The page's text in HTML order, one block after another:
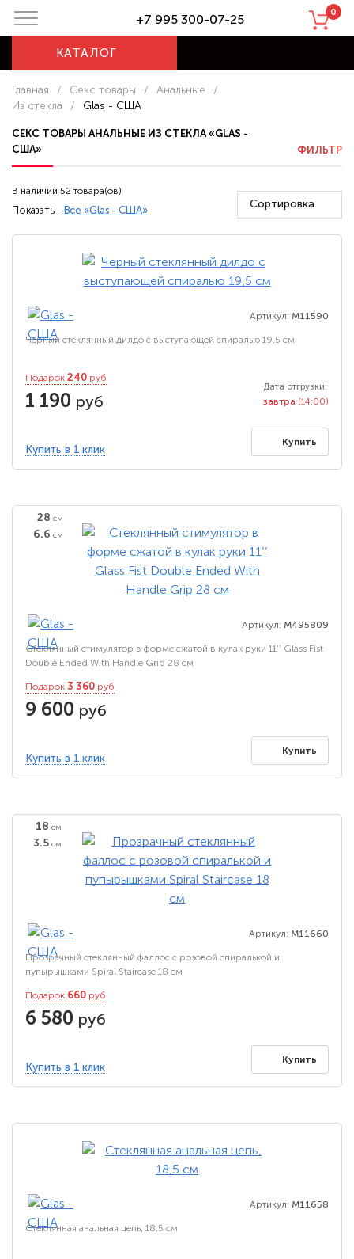
+7 995 300-07-25 0
КАТАЛОГ
Главная / Секс товары / Анальные
/
Из стекла
/ Glas - США
СЕКС ТОВАРЫ АНАЛЬНЫЕ ИЗ СТЕКЛА «GLAS -
США»
ФИЛЬТР
В наличии 52 товара(ов)
Показать - Все «Glas - США» Сортировка
Артикул: M11590
Черный стеклянный дилдо с выступающей спиралью 19,5 см
Подарок 240 руб
1 190 руб
Дата отгрузки:
завтра (14:00)
Купить в 1 клик
Купить
28 см
6.6 см
Артикул: M495809
Стеклянный стимулятор в форме сжатой в кулак руки 11’’ Glass Fist
Double Ended With Handle Grip 28 см
Подарок 3 360 руб
9 600 руб
Купить в 1 клик
Купить
18 см
3.5 см
Артикул: M11660
Прозрачный стеклянный фаллос с розовой спиралькой и
пупырышками Spiral Staircase 18 см
Подарок 660 руб
6 580 руб
Купить в 1 клик
Купить
Артикул: M11658
Стеклянная анальная цепь, 18,5 см